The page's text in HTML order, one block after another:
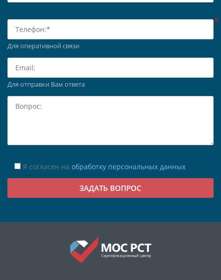
Для оперативной связи
Для отправки Вам ответа
Я согласен на обработку персональных данных